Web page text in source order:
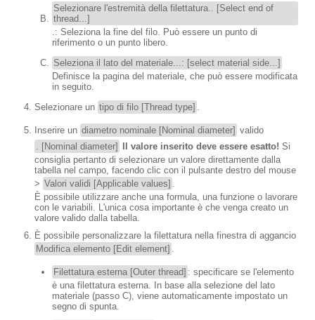
Selezionare l'estremità della filettatura.. [Select end of
thread...]
.: Seleziona la fine del filo. Può essere un punto di
riferimento o un punto libero.
Seleziona il lato del materiale...: [select material side...]
Definisce la pagina del materiale, che può essere modificata
in seguito.
Selezionare un tipo di filo [Thread type]
Inserire un diametro nominale [Nominal diameter] valido
. [Nominal diameter] Il valore inserito deve essere esatto! Si
consiglia pertanto di selezionare un valore direttamente dalla
tabella nel campo, facendo clic con il pulsante destro del mouse
> Valori validi [Applicable values]
È possibile utilizzare anche una formula, una funzione o lavorare
con le variabili. L'unica cosa importante è che venga creato un
valore valido dalla tabella.
È possibile personalizzare la filettatura nella finestra di aggancio
Modifica elemento [Edit element]
Filettatura esterna [Outer thread] : specificare se l'elemento
è una filettatura esterna. In base alla selezione del lato
materiale (passo C), viene automaticamente impostato un
segno di spunta.